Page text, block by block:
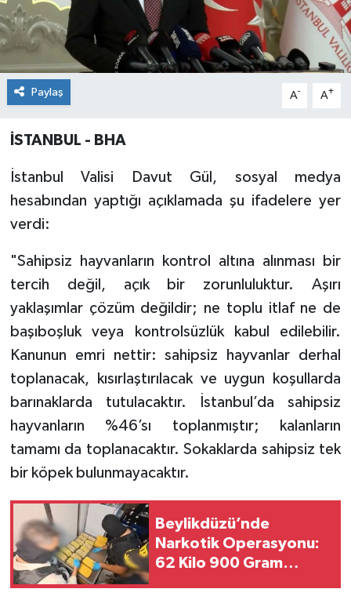
Paylaş A- A+
İSTANBUL - BHA
İstanbul Valisi Davut Gül, sosyal medya
hesabından yaptığı açıklamada şu ifadelere yer
verdi:
"Sahipsiz hayvanların kontrol altına alınması bir
tercih değil, açık bir zorunluluktur. Aşırı
yaklaşımlar çözüm değildir; ne toplu itlaf ne de
başıboşluk veya kontrolsüzlük kabul edilebilir.
Kanunun emri nettir: sahipsiz hayvanlar derhal
toplanacak, kısırlaştırılacak ve uygun koşullarda
barınaklarda tutulacaktır. İstanbul’da sahipsiz
hayvanların %46’sı toplanmıştır; kalanların
tamamı da toplanacaktır. Sokaklarda sahipsiz tek
bir köpek bulunmayacaktır.
Beylikdüzü’nde
Narkotik Operasyonu:
62 Kilo 900 Gram